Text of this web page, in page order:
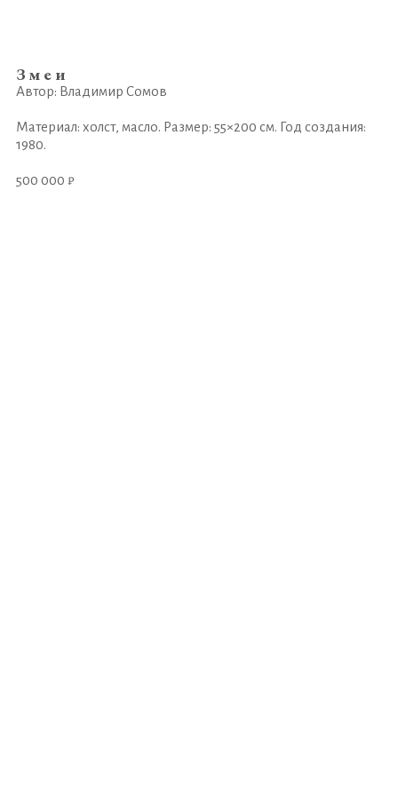
Змеи
Автор: Владимир Сомов
Материал: холст, масло. Размер: 55×200 см. Год создания:
1980.
500 000 ₽